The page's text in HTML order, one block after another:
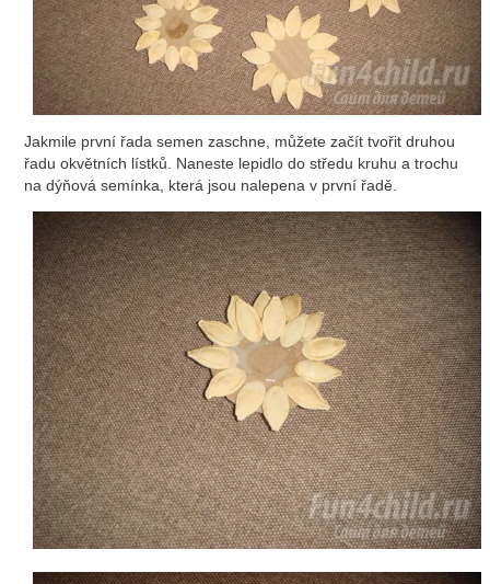
Jakmile první řada semen zaschne, můžete začít tvořit druhou
řadu okvětních lístků. Naneste lepidlo do středu kruhu a trochu
na dýňová semínka, která jsou nalepena v první řadě.